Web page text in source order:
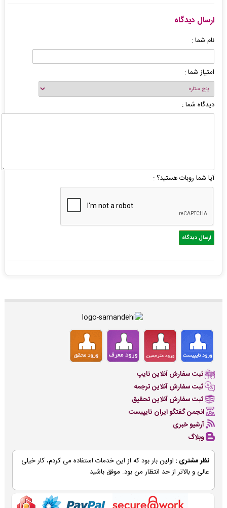
ارسال دیدگاه
نام شما :
امتیاز شما :
دیدگاه شما :
آیا شما روبات هستید؟ :
ثبت سفارش آنلاین تایپ
ثبت سفارش آنلاین ترجمه
ثبت سفارش آنلاین تحقیق
انجمن گفتگو ایران تایپیست
آرشیو خبری
وبلاگ
نظر مشتری : اولین بار بود که از این خدمات استفاده می کردم، کار خیلی
عالی و بالاتر از حد انتظار من بود. موفق باشید